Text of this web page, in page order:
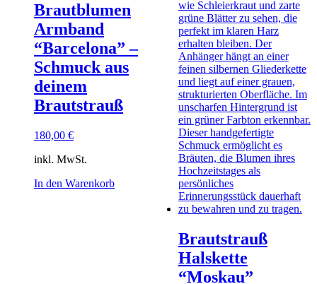
Brautblumen
Armband
“Barcelona” –
Schmuck aus
deinem
Brautstrauß
180,00 €
inkl. MwSt.
In den Warenkorb
Brautstrauß
Halskette
“Moskau”